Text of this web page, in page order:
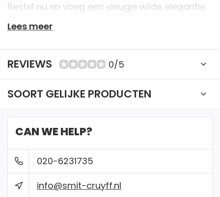
Bestel nu en voeg een vleugje wilde elegantie
toe aan je sneakercollectie.
✔ 40+ jaar expertise
✔ Retourneren mogelijk binnen 14 dagen. Bekijk
onze voorwaarden
✔ Betaal veilig met iDeal, Creditcard of
✔ Gratis verzending vanaf €150
Lees meer
REVIEWS 0/5
SOORT GELIJKE PRODUCTEN
CAN WE HELP?
020-6231735
info@smit-cruyff.nl